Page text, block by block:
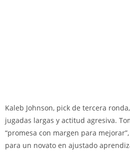
Kaleb Johnson, pick de tercera
jugadas largas y actitud agresiva.
“promesa con margen para
para un novato en ajustado